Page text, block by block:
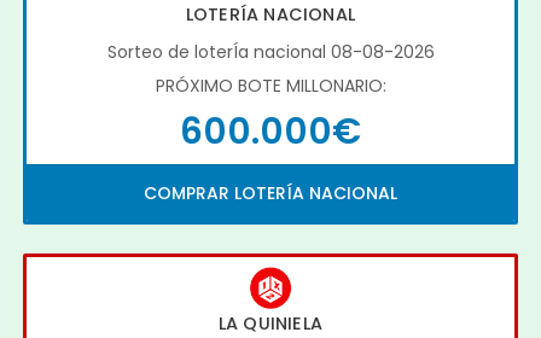
LOTERÍA NACIONAL
Sorteo de loterÍa nacional 08-08-2026
PRÓXIMO BOTE MILLONARIO:
600.000€
COMPRAR LOTERÍA NACIONAL
LA QUINIELA